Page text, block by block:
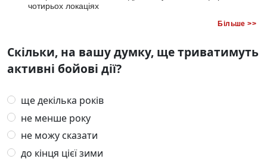
чотирьох локаціях
Більше >>
Скільки, на вашу думку, ще триватимуть
активні бойові дії?
ще декілька років
не менше року
не можу сказати
до кінця цієї зими